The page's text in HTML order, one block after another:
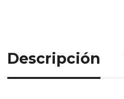
Descripción